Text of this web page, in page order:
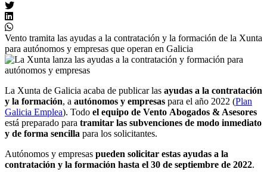
Vento tramita las ayudas a la contratación y la formación de la Xunta
para autónomos y empresas que operan en Galicia
La Xunta de Galicia acaba de publicar las ayudas a la contratación
y la formación, a autónomos y empresas para el año 2022 (Plan
Galicia Emplea). Todo el equipo de Vento Abogados & Asesores
está preparado para tramitar las subvenciones de modo inmediato
y de forma sencilla para los solicitantes.
Autónomos y empresas pueden solicitar estas ayudas a la
contratación y la formación hasta el 30 de septiembre de 2022.